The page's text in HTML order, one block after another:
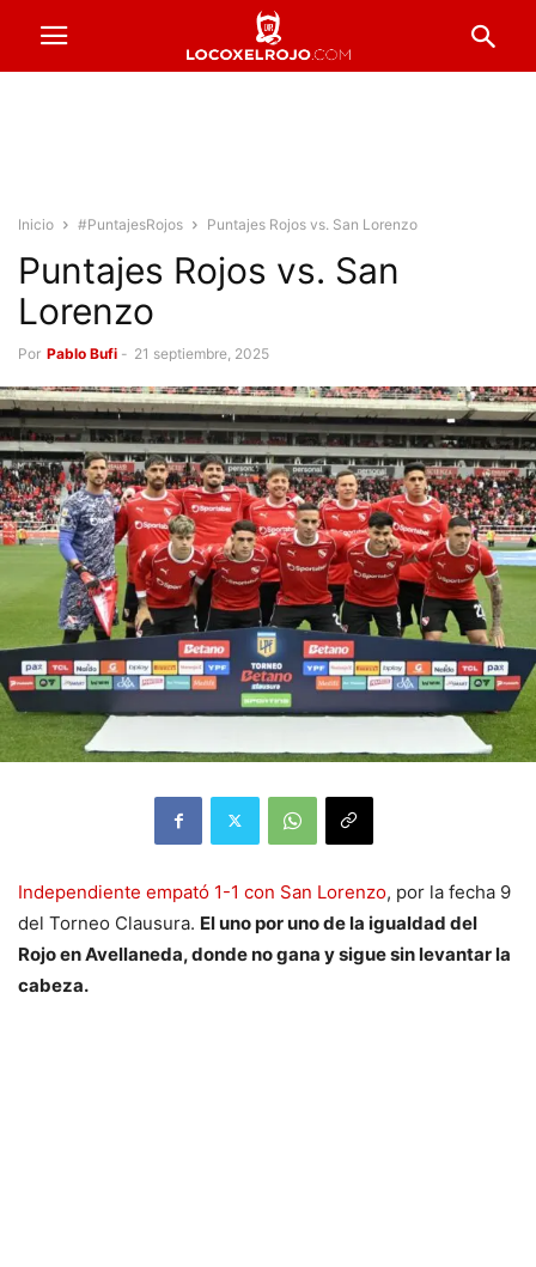
Inicio #PuntajesRojos Puntajes Rojos vs. San Lorenzo
Puntajes Rojos vs. San
Lorenzo
Por Pablo Bufi - 21 septiembre, 2025
Independiente empató 1-1 con San Lorenzo, por la fecha 9
del Torneo Clausura. El uno por uno de la igualdad del
Rojo en Avellaneda, donde no gana y sigue sin levantar la
cabeza.